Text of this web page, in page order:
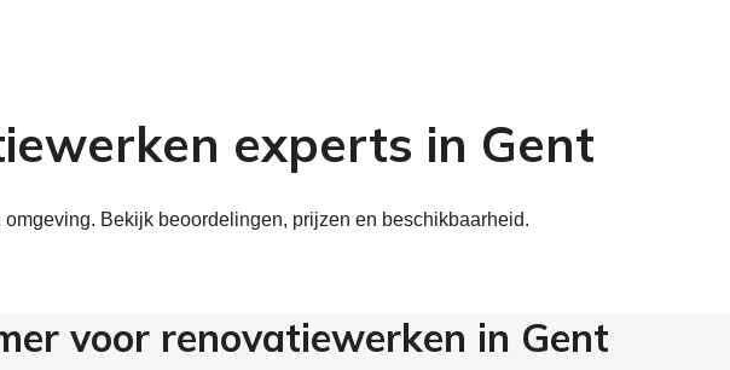
experts in Gent
Bekijk beoordelingen, prijzen en beschikbaarheid.
voor renovatiewerken in Gent